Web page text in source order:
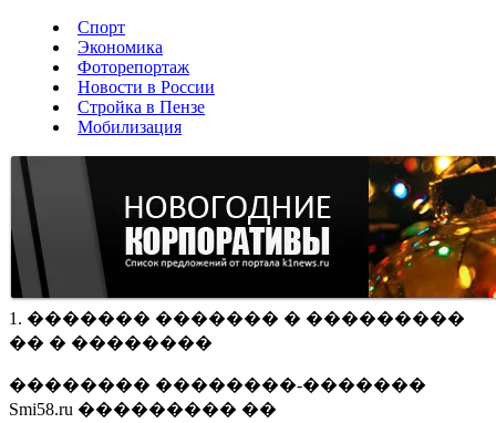
Спорт
Экономика
Фоторепортаж
Новости в России
Стройка в Пензе
Мобилизация
1. ������� ������� � ���������
�� � ��������
�������� ��������-�������
Smi58.ru ��������� ��